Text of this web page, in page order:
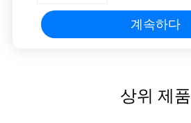
계속하다
상위 제품